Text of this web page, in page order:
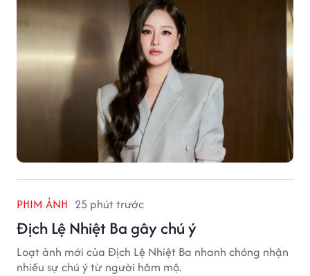
PHIM ẢNH 25 phút trước
Địch Lệ Nhiệt Ba gây chú ý
Loạt ảnh mới của Địch Lệ Nhiệt Ba nhanh chóng nhận
nhiều sự chú ý từ người hâm mộ.